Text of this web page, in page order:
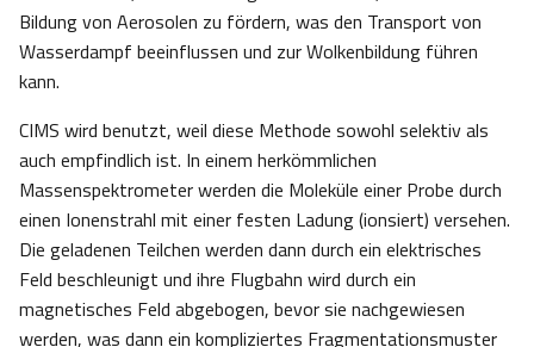
Bildung von Aerosolen zu fördern, was den Transport von
Wasserdampf beeinflussen und zur Wolkenbildung führen
kann.
CIMS wird benutzt, weil diese Methode sowohl selektiv als
auch empfindlich ist. In einem herkömmlichen
Massenspektrometer werden die Moleküle einer Probe durch
einen Ionenstrahl mit einer festen Ladung (ionsiert) versehen.
Die geladenen Teilchen werden dann durch ein elektrisches
Feld beschleunigt und ihre Flugbahn wird durch ein
magnetisches Feld abgebogen, bevor sie nachgewiesen
werden, was dann ein kompliziertes Fragmentationsmuster